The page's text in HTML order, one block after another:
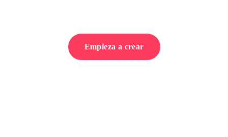
Empieza a crear